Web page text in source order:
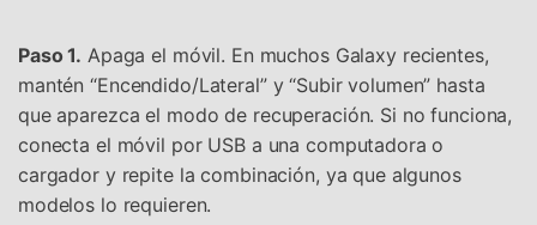
Paso 1. Apaga el móvil. En muchos Galaxy recientes,
mantén “Encendido/Lateral” y “Subir volumen” hasta
que aparezca el modo de recuperación. Si no funciona,
conecta el móvil por USB a una computadora o
cargador y repite la combinación, ya que algunos
modelos lo requieren.